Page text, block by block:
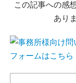
この記事への感
あり